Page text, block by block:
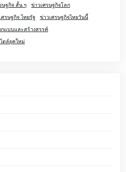
ษฐกิจ สั้น ๆ
ข่าวเศรษฐกิจโลก
ศรษฐกิจ ไทยรัฐ ข่าวเศรษฐกิจไทยวันนี้
แบบและสร้างสรรค์
ตล์ยุคใหม่